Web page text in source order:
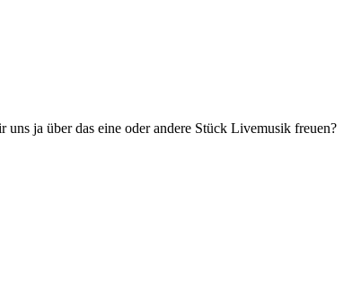
ja über das eine oder andere Stück Livemusik freuen?